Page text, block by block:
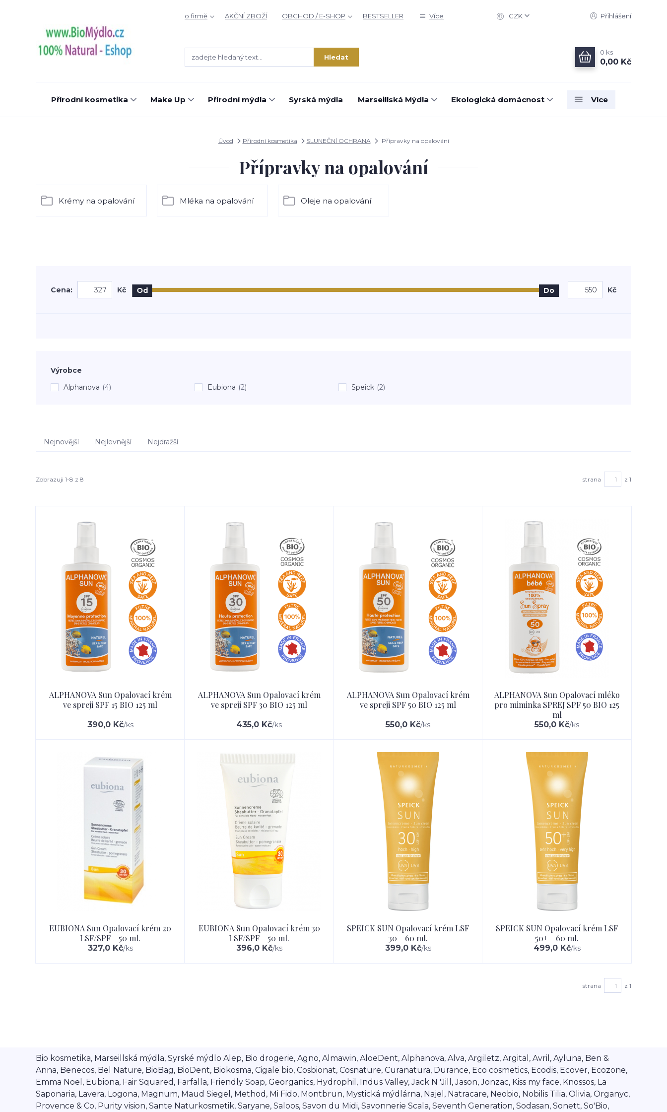
o firmě AKČNÍ ZBOŽÍ OBCHOD / E-SHOP BESTSELLER Více CZK Přihlášení
Hledat
0 ks
0,00 Kč
Přírodní kosmetika Make Up Přírodní mýdla Syrská mýdla Marseillská Mýdla Ekologická domácnost Více
Úvod Přírodní kosmetika SLUNEČNÍ OCHRANA Přípravky na opalování
Přípravky na opalování
Krémy na opalování Mléka na opalování Oleje na opalování
Cena: Kč Od Do Kč
Výrobce
Alphanova (4) Eubiona (2) Speick (2)
Nejnovější Nejlevnější Nejdražší
Zobrazuji 1-8 z 8 strana z 1
ALPHANOVA Sun Opalovací krém
ve spreji SPF 15 BIO 125 ml
390,0 Kč/ks
ALPHANOVA Sun Opalovací krém
ve spreji SPF 30 BIO 125 ml
435,0 Kč/ks
ALPHANOVA Sun Opalovací krém
ve spreji SPF 50 BIO 125 ml
550,0 Kč/ks
ALPHANOVA Sun Opalovací mléko
pro miminka SPREJ SPF 50 BIO 125
ml
550,0 Kč/ks
EUBIONA Sun Opalovací krém 20
LSF/SPF - 50 ml.
327,0 Kč/ks
EUBIONA Sun Opalovací krém 30
LSF/SPF - 50 ml.
396,0 Kč/ks
SPEICK SUN Opalovací krém LSF
30 - 60 ml.
399,0 Kč/ks
SPEICK SUN Opalovací krém LSF
50+ - 60 ml.
499,0 Kč/ks
strana z 1
Bio kosmetika, Marseillská mýdla, Syrské mýdlo Alep, Bio drogerie, Agno, Almawin, AloeDent, Alphanova, Alva, Argiletz, Argital, Avril, Ayluna, Ben &
Anna, Benecos, Bel Nature, BioBag, BioDent, Biokosma, Cigale bio, Cosbionat, Cosnature, Curanatura, Durance, Eco cosmetics, Ecodis, Ecover, Ecozone,
Emma Noël, Eubiona, Fair Squared, Farfalla, Friendly Soap, Georganics, Hydrophil, Indus Valley, Jack N 'Jill, Jäson, Jonzac, Kiss my face, Knossos, La
Saponaria, Lavera, Logona, Magnum, Maud Siegel, Method, Mi Fido, Montbrun, Mystická mýdlárna, Najel, Natracare, Neobio, Nobilis Tilia, Olivia, Organyc,
Provence & Co, Purity vision, Sante Naturkosmetik, Saryane, Saloos, Savon du Midi, Savonnerie Scala, Seventh Generation, Sodasan, Sonett, So'Bio,